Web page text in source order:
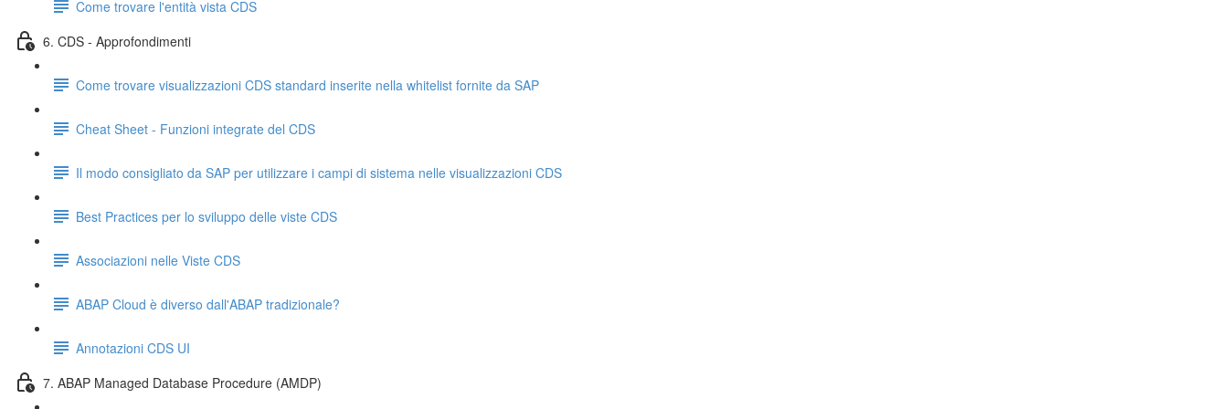
Come trovare l'entità vista CDS
6. CDS - Approfondimenti
Come trovare visualizzazioni CDS standard inserite nella whitelist fornite da SAP
Cheat Sheet - Funzioni integrate del CDS
Il modo consigliato da SAP per utilizzare i campi di sistema nelle visualizzazioni CDS
Best Practices per lo sviluppo delle viste CDS
Associazioni nelle Viste CDS
ABAP Cloud è diverso dall'ABAP tradizionale?
Annotazioni CDS UI
7. ABAP Managed Database Procedure (AMDP)